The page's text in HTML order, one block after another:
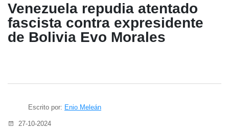
Venezuela repudia atentado
fascista contra expresidente
de Bolivia Evo Morales
Escrito por: Enio Meleán
27-10-2024